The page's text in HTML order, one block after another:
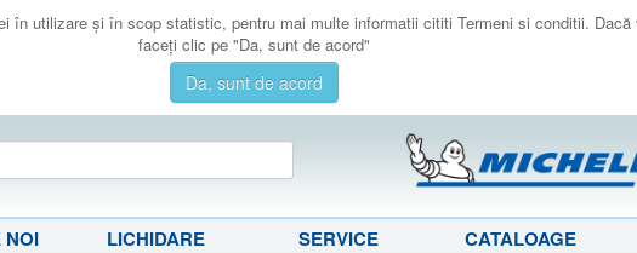
utilizare şi în scop statistic, pentru mai multe informatii cititi Termeni si conditii.
faceţi clic pe "Da, sunt de acord"
Da, sunt de acord
NOI LICHIDARE SERVICE CATALOAGE